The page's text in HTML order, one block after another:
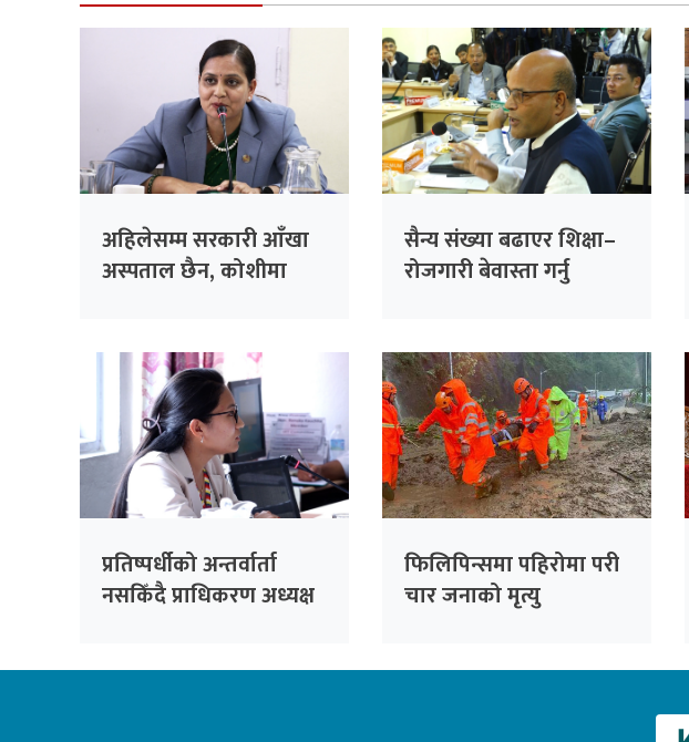
अहिलेसम्म सरकारी आँखा
अस्पताल छैन, कोशीमा
सैन्य संख्या बढाएर शिक्षा–
रोजगारी बेवास्ता गर्नु
प्रतिष्पर्धीको अन्तर्वार्ता
नसकिँदै प्राधिकरण अध्यक्ष
फिलिपिन्समा पहिरोमा परी
चार जनाको मृत्यु